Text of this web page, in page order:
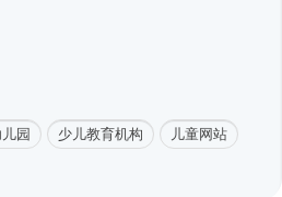
园 少儿教育机构 儿童网站